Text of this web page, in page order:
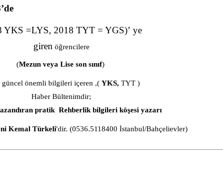
’de
YKS =LYS, 2018 TYT = YGS)’ ye
giren öğrencilere
(Mezun veya Lise son sınıf)
güncel önemli bilgileri içeren ,( YKS, TYT )
Haber Bültenimdir;
pratik Rehberlik bilgileri köşesi yazarı
Kemal Türkeli'dir. (0536.5118400 İstanbul/Bahçelievler)